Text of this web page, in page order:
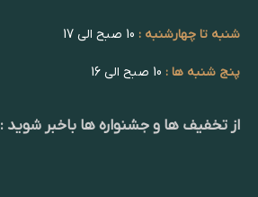
شنبه تا چهارشنبه :
پنج شنبه ها :
از تخفیف ها و جشنواره ها باخبر شوید :